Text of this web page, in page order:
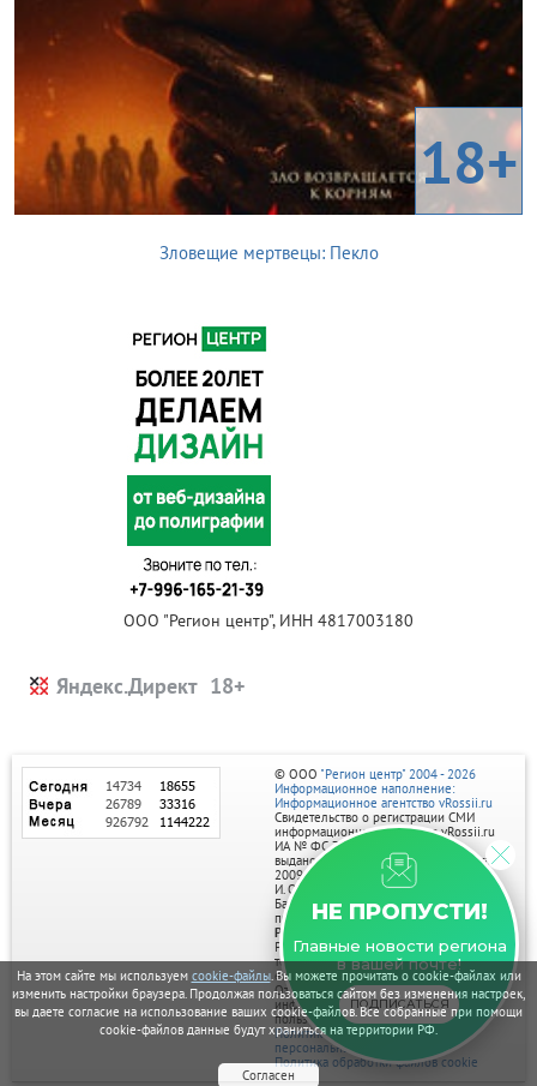
На этом сайте мы используем cookie-файлы. Вы можете прочитать о cookie-файлах или
изменить настройки браузера. Продолжая пользоваться сайтом без изменения настроек,
вы даете согласие на использование ваших cookie-файлов. Все собранные при помощи
cookie-файлов данные будут храниться на территории РФ.
Согласен
18+
Зловещие мертвецы: Пекло
ООО "Регион центр", ИНН 4817003180
Яндекс.Директ
НЕ ПРОПУСТИ!
Главные новости региона
в вашей почте!
ПОДПИСАТЬСЯ
© ООО "Регион центр" 2004 - 2026
Информационное наполнение:
Информационное агентство vRossii.ru
Свидетельство о регистрации СМИ
информационного агентства vRossii.ru
ИА № ФС 77‑35502
выдано РОСКОМНАДЗОРом 04 марта
2009г.
И. О. Главного редактора Нарыков А. Н.
Баннеры на портале размещаются на
правах рекламы.
Реклама на портале:
Рекламное агентство "Умный маркетинг"
тел. 7-910-267-70-40,
email: umnyy.marketing@yandex.ru
Отдельные публикации могут содержать
информацию, не предназначенную для
пользователей до 18 лет.
Политика в отношении обработки
персональных данных
Политика обработки файлов cookie